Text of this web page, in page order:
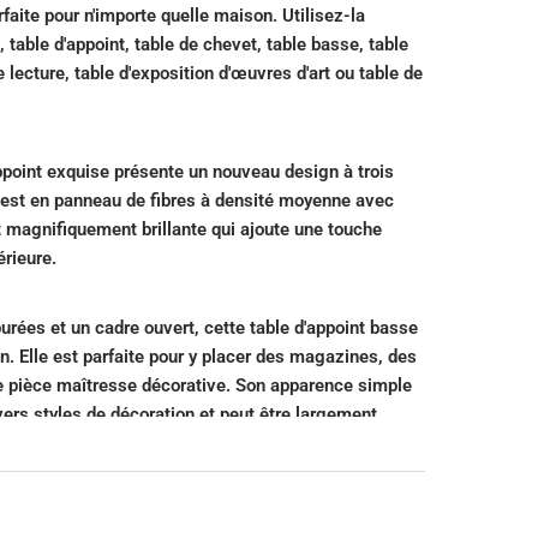
pour n'importe quelle maison. Utilisez-la
d'appoint, table de chevet, table basse, table
lecture, table d'exposition d'œuvres d'art ou table de
exquise présente un nouveau design à trois
en panneau de fibres à densité moyenne avec
brillante qui ajoute une touche
et un cadre ouvert, cette table d'appoint basse
Elle est parfaite pour y placer des magazines, des
maîtresse décorative. Son apparence simple
styles de décoration et peut être largement